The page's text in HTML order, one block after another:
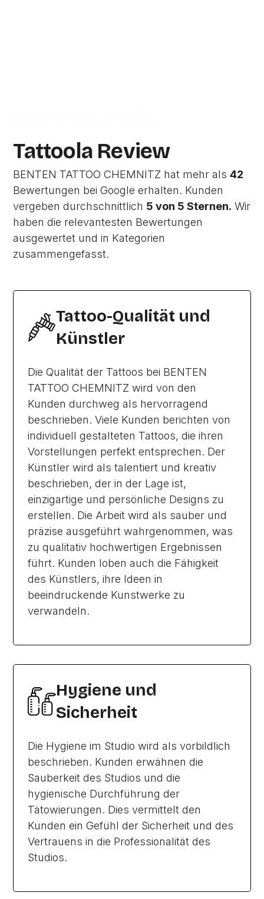
Tattoola Review
BENTEN TATTOO CHEMNITZ hat mehr als42
Bewertungen bei Google erhalten. Kunden
vergeben durchschnittlich 5 von 5 Sternen. Wir
haben die relevantesten Bewertungen
ausgewertet und in Kategorien
zusammengefasst.
Tattoo-Qualität und
Künstler
Die Qualität der Tattoos bei BENTEN
TATTOO CHEMNITZ wird von den
Kunden durchweg als hervorragend
beschrieben. Viele Kunden berichten von
individuell gestalteten Tattoos, die ihren
Vorstellungen perfekt entsprechen. Der
Künstler wird als talentiert und kreativ
beschrieben, der in der Lage ist,
einzigartige und persönliche Designs zu
erstellen. Die Arbeit wird als sauber und
präzise ausgeführt wahrgenommen, was
zu qualitativ hochwertigen Ergebnissen
führt. Kunden loben auch die Fähigkeit
des Künstlers, ihre Ideen in
beeindruckende Kunstwerke zu
verwandeln.
Hygiene und
Sicherheit
Die Hygiene im Studio wird als vorbildlich
beschrieben. Kunden erwähnen die
Sauberkeit des Studios und die
hygienische Durchführung der
Tätowierungen. Dies vermittelt den
Kunden ein Gefühl der Sicherheit und des
Vertrauens in die Professionalität des
Studios.